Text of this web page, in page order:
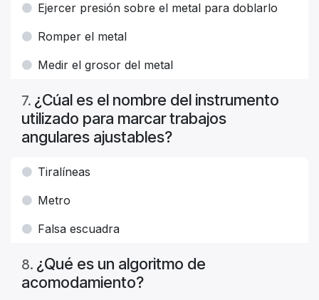
Ejercer presión sobre el metal para doblarlo
Romper el metal
Medir el grosor del metal
7. ¿Cúal es el nombre del instrumento
utilizado para marcar trabajos
angulares ajustables?
Tiralíneas
Metro
Falsa escuadra
8. ¿Qué es un algoritmo de
acomodamiento?